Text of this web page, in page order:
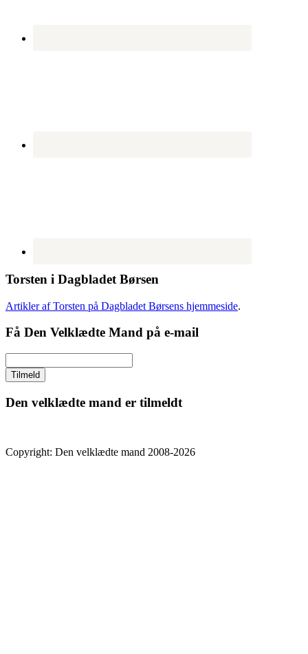
Torsten i Dagbladet Børsen
Artikler af Torsten på Dagbladet Børsens hjemmeside.
Få Den Velklædte Mand på e-mail
Den velklædte mand er tilmeldt
Copyright: Den velklædte mand 2008-2026